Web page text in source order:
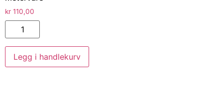
kr 110,00
Legg i handlekurv